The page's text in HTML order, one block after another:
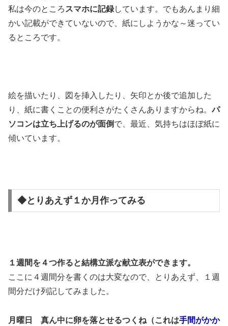
私は今のところ スマホに記録しています。でもあんまり細
かい記載ができていないので、紙にしようかな～迷ってい
るところです。
絵を描いたり、図を挿入したり、矢印とか後で追加した
り、紙に書くことの便利さがたくさんありますからね。パ
ソコンは立ち上げるのが面倒で、最近、気持ちはほぼ紙に
傾いています。
◆とりあえず１か月作ってみる
１週間を４つ作ると結構立派な献立表ができます。
ここに４週間分を書くのは大変なので、とりあえず、１週
間分だけ列記してみました。
月曜日 真ん中に卵を落とせるつくね（これは手間がかか